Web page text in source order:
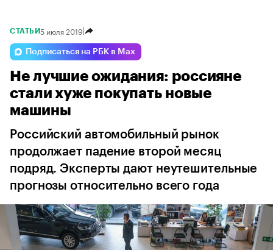
Voyah
Esteo Geely Changan
СТАТЬИ5 июля 2019
Подписаться на РБК в Max
Не лучшие ожидания: россияне
стали хуже покупать новые
машины
Российский автомобильный рынок
продолжает падение второй месяц
подряд. Эксперты дают неутешительные
прогнозы относительно всего года